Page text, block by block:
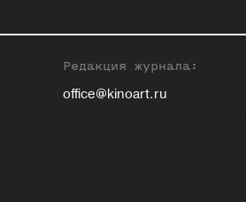
Редакция журнала:
office@kinoart.ru